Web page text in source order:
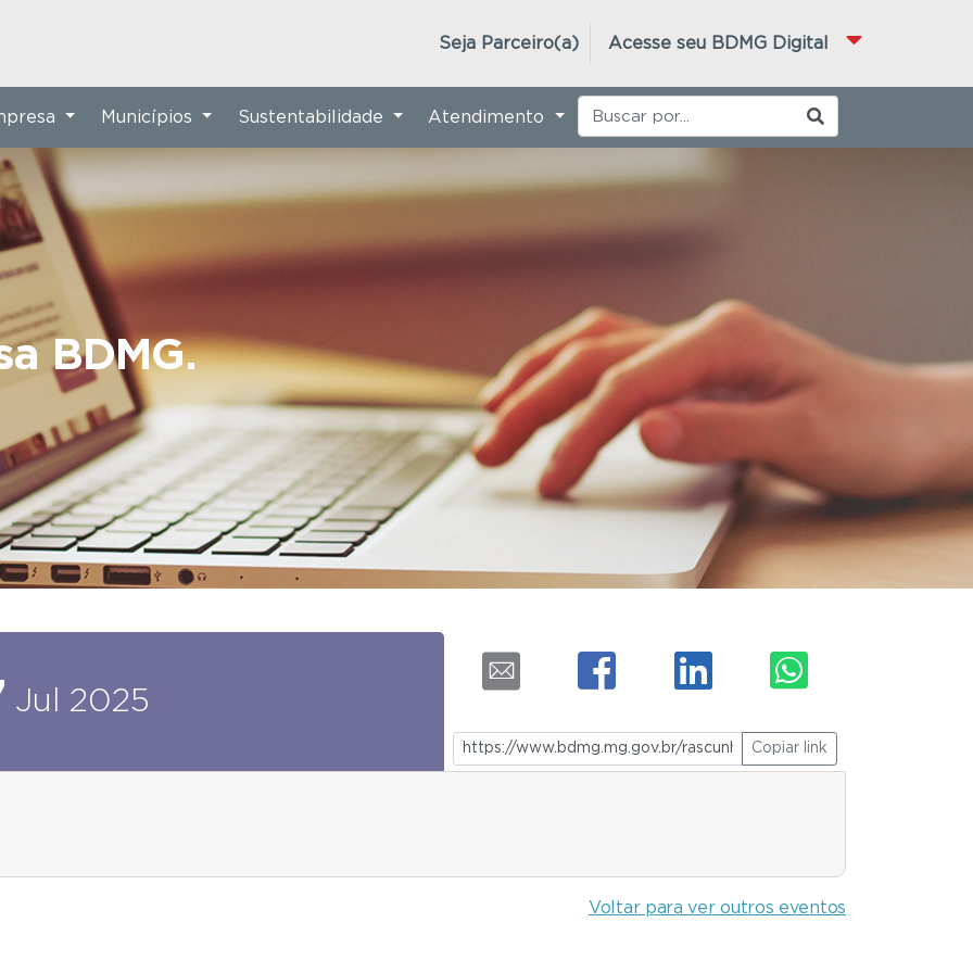
Acesse seu BDMG Digital
Seja Parceiro(a)
BDMG.
Municípios Sustentabilidade Atendimento
Jul 2025
Copiar link
Voltar para ver outros eventos